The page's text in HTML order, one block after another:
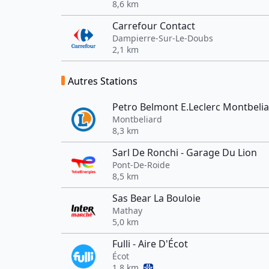
8,6 km
Carrefour Contact
Dampierre-Sur-Le-Doubs
2,1 km
Autres Stations
Petro Belmont E.Leclerc
Montbeliard
8,3 km
Sarl De Ronchi - Garage Du Lion
Pont-De-Roide
8,5 km
Sas Bear La Bouloie
Mathay
5,0 km
Fulli - Aire D'Écot
Écot